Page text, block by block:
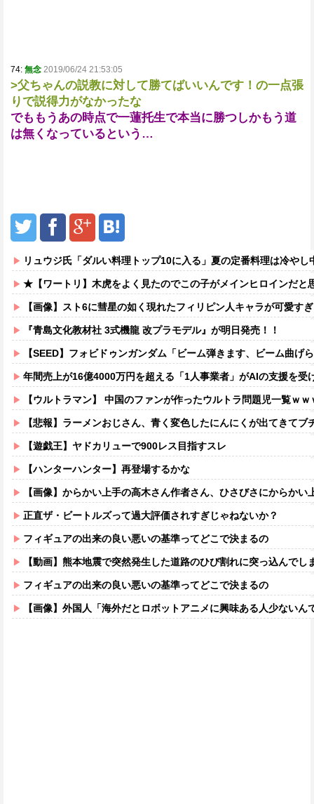
74: 無念 2019/06/24 21:53:05
>父ちゃんの説教に対して勝てばいいんです！の一点張
りで説得力がなかったな
でももうあの時点で一蓮托生で本当に勝つしかもう道
は無くなっているという…
リュウジ氏「ダルい料理トップ10に入る」夏の定番料理は冷やし中
★【ワートリ】木虎をよく見たのでこの子がメインヒロインだと思ってたら、
【画像】スト6に彗星の如く現れたフィリピン人キャラが可愛す
『青島文化教材社 3式機龍 改プラモデル』が明日発売！！
【SEED】フォビドゥンガンダム「ビーム弾きます、ビーム曲げられます、空飛びます」
年間売上が16億4000万円を超える「1人事業者」がAIの支援を受
【ウルトラマン】 中国のファンが作ったウルトラ問題児一覧ｗｗ
【悲報】ラーメンおじさん、青く変色したにんにくが出てきて
【遊戯王】ヤドカリューで900レス目指すスレ
【ハンターハンター】再登場するかな
【画像】からかい上手の高木さん作者さん、ひさびさにからかい上手の高木
正直ザ・ビートルズって過大評価されすぎじゃねないか？
フィギュアの出来の良い悪いの基準ってどこで決まるの
【動画】熊本地震で突然発生した道路のひび割れに突っ込んでし
フィギュアの出来の良い悪いの基準ってどこで決まるの
【画像】外国人「海外だとロボットアニメに興味ある人少ないん